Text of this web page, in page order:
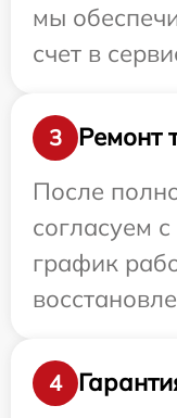
мы
счет в
3
Ремонт
После
согласуем
график
4